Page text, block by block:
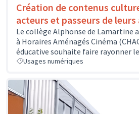
Création de contenus
acteurs et passeurs de
Le collège Alphonse de Lamartine
à Horaires Aménagés Cinéma
éducative souhaite faire rayonner
Usages numériques